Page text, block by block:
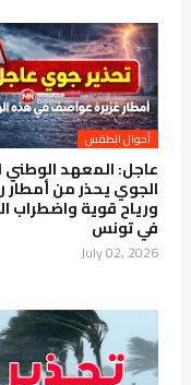
أحوال الطقس
عاجل: المعهد الوطني
الجوي يحذر من أمطار
ورياح قوية واضطراب
في تونس
July 02, 2026